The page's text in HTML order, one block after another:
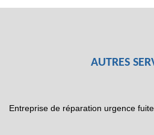
AUTRES
Entreprise de réparation urgence